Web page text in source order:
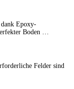
Epoxy-
Boden …
Felder sind